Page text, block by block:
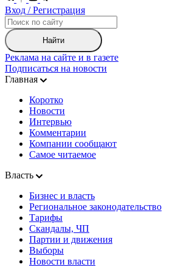
Вход / Регистрация
Найти
Реклама на сайте и в газете
Подписаться на новости
Главная
Коротко
Новости
Интервью
Комментарии
Компании сообщают
Самое читаемое
Власть
Бизнес и власть
Региональное законодательство
Тарифы
Скандалы, ЧП
Партии и движения
Выборы
Новости власти